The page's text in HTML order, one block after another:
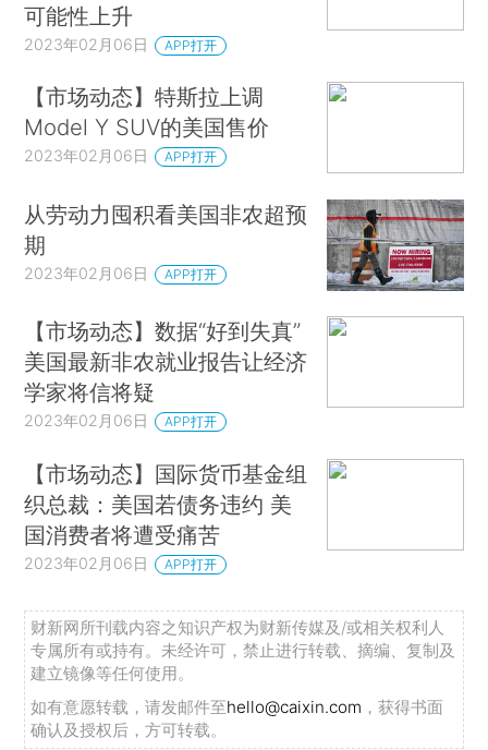
可能性上升
2023年02月06日 APP打开
【市场动态】特斯拉上调
Model Y SUV的美国售价
2023年02月06日 APP打开
从劳动力囤积看美国非农超预
期
2023年02月06日 APP打开
【市场动态】数据“好到失真”
美国最新非农就业报告让经济
学家将信将疑
2023年02月06日 APP打开
【市场动态】国际货币基金组
织总裁：美国若债务违约 美
国消费者将遭受痛苦
2023年02月06日 APP打开
财新网所刊载内容之知识产权为财新传媒及/或相关权利人
专属所有或持有。未经许可，禁止进行转载、摘编、复制及
建立镜像等任何使用。
如有意愿转载，请发邮件至hello@caixin.com ，获得书面
确认及授权后，方可转载。